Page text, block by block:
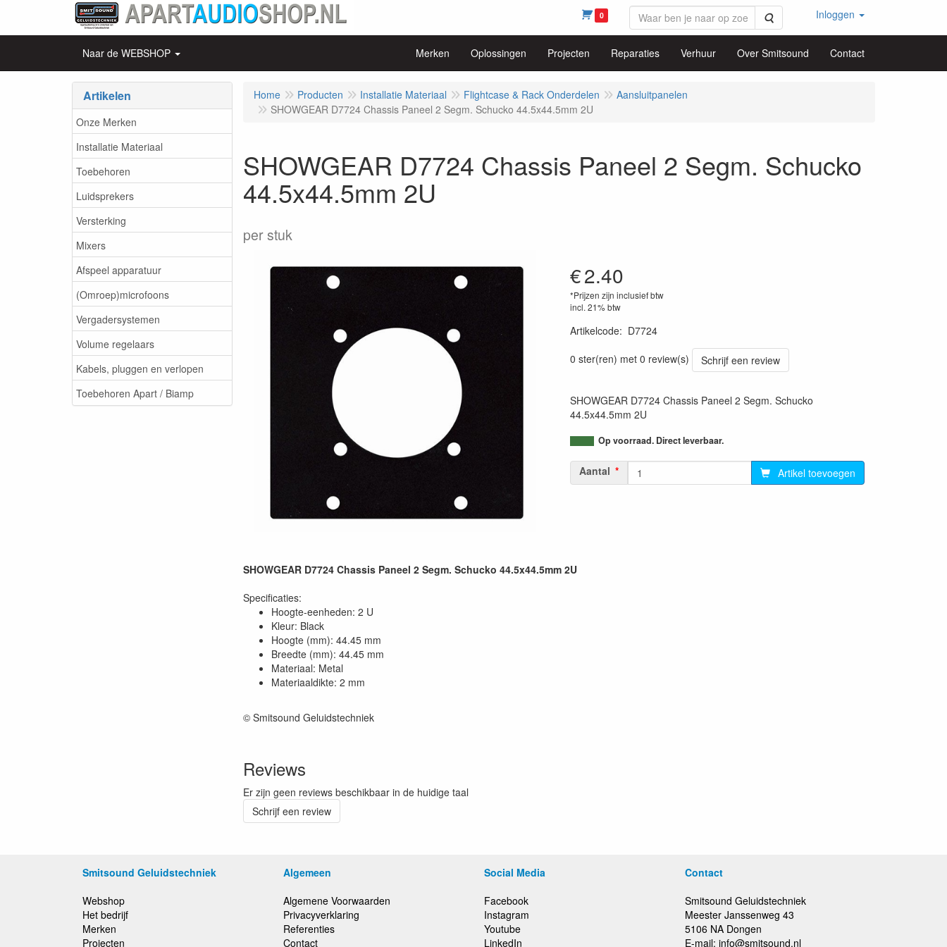
0 Zoeken Inloggen
Naar de WEBSHOP Merken Oplossingen Projecten Reparaties Verhuur Over Smitsound Contact
Artikelen
Onze Merken
Installatie Materiaal
Toebehoren
Luidsprekers
Versterking
Mixers
Afspeel apparatuur
(Omroep)microfoons
Vergadersystemen
Volume regelaars
Kabels, pluggen en verlopen
Toebehoren Apart / Biamp
Home Producten Installatie Materiaal Flightcase & Rack Onderdelen
Aansluitpanelen
SHOWGEAR D7724 Chassis Paneel 2 Segm. Schucko 44.5x44.5mm 2U
SHOWGEAR D7724 Chassis Paneel 2 Segm. Schucko
44.5x44.5mm 2U
per stuk
€2.40
*Prijzen zijn inclusief btw
incl. 21% btw
Artikelcode: D7724
0 ster(ren) met 0 review(s)
Schrijf een review
SHOWGEAR D7724 Chassis Paneel 2 Segm. Schucko
44.5x44.5mm 2U
Op voorraad. Direct leverbaar.
Aantal Artikel toevoegen
SHOWGEAR D7724 Chassis Paneel 2 Segm. Schucko 44.5x44.5mm 2U
Specificaties:
Hoogte-eenheden: 2 U
Kleur: Black
Hoogte (mm): 44.45 mm
Breedte (mm): 44.45 mm
Materiaal: Metal
Materiaaldikte: 2 mm
© Smitsound Geluidstechniek
Reviews
Er zijn geen reviews beschikbaar in de huidige taal
Schrijf een review
Smitsound Geluidstechniek
Webshop
Het bedrijf
Merken
Projecten
Algemeen
Algemene Voorwaarden
Privacyverklaring
Referenties
Contact
Social Media
Facebook
Instagram
Youtube
LinkedIn
Contact
Smitsound Geluidstechniek
Meester Janssenweg 43
5106 NA Dongen
E-mail: info@smitsound.nl